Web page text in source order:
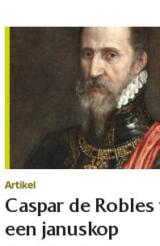
beschrijft in zijn
Stedevaart. Berlijn zag ik
eerst toen ik bij Günter
bezoek ging. Ik zou...
Artikel
Caspar de Robles
een januskop